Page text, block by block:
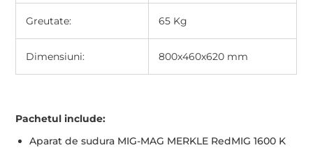
Greutate: 65 Kg
Dimensiuni: 800x460x620 mm
Pachetul include:
Aparat de sudura MIG-MAG MERKLE RedMIG 1600 K